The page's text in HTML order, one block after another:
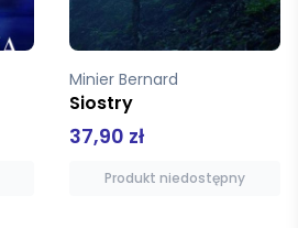
Izzo Jean-Claude
Solea
4,80 zł9,90 zł
Produkt niedostępny